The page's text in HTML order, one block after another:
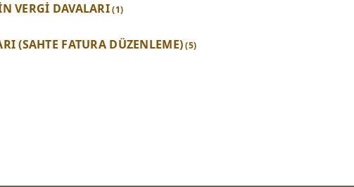
VERGİ DAVALARI(1)
(SAHTE FATURA DÜZENLEME)(5)